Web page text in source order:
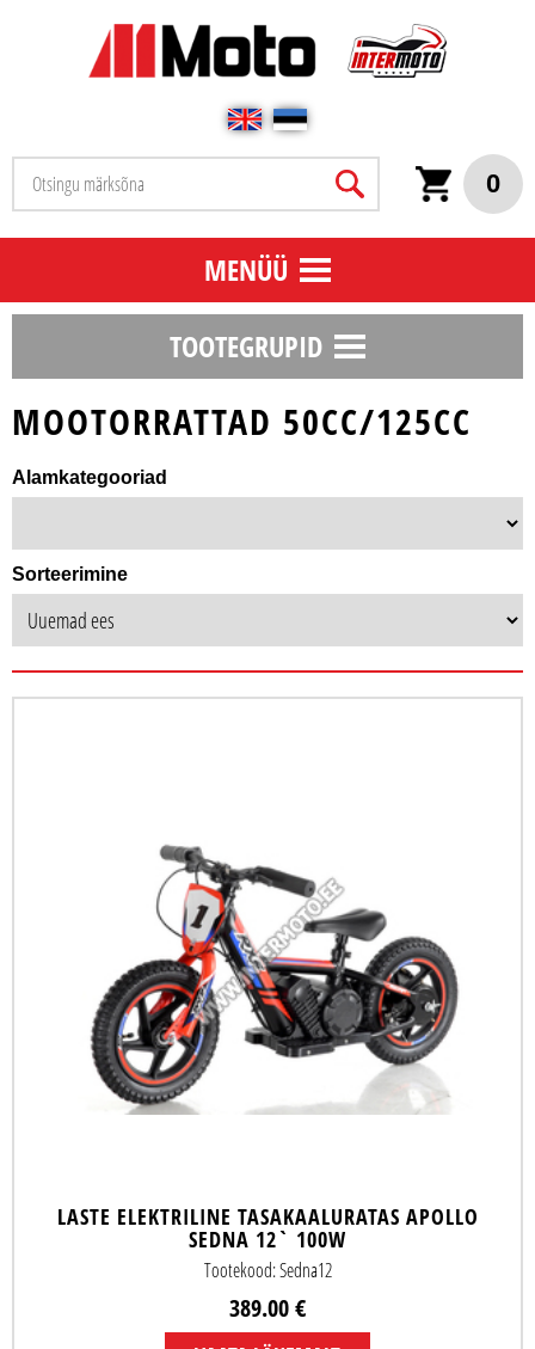
0
MENÜÜ
TOOTEGRUPID
MOOTORRATTAD 50CC/125CC
Alamkategooriad
Sorteerimine
LASTE ELEKTRILINE TASAKAALURATAS APOLLO
SEDNA 12` 100W
Tootekood: Sedna12
389.00 €